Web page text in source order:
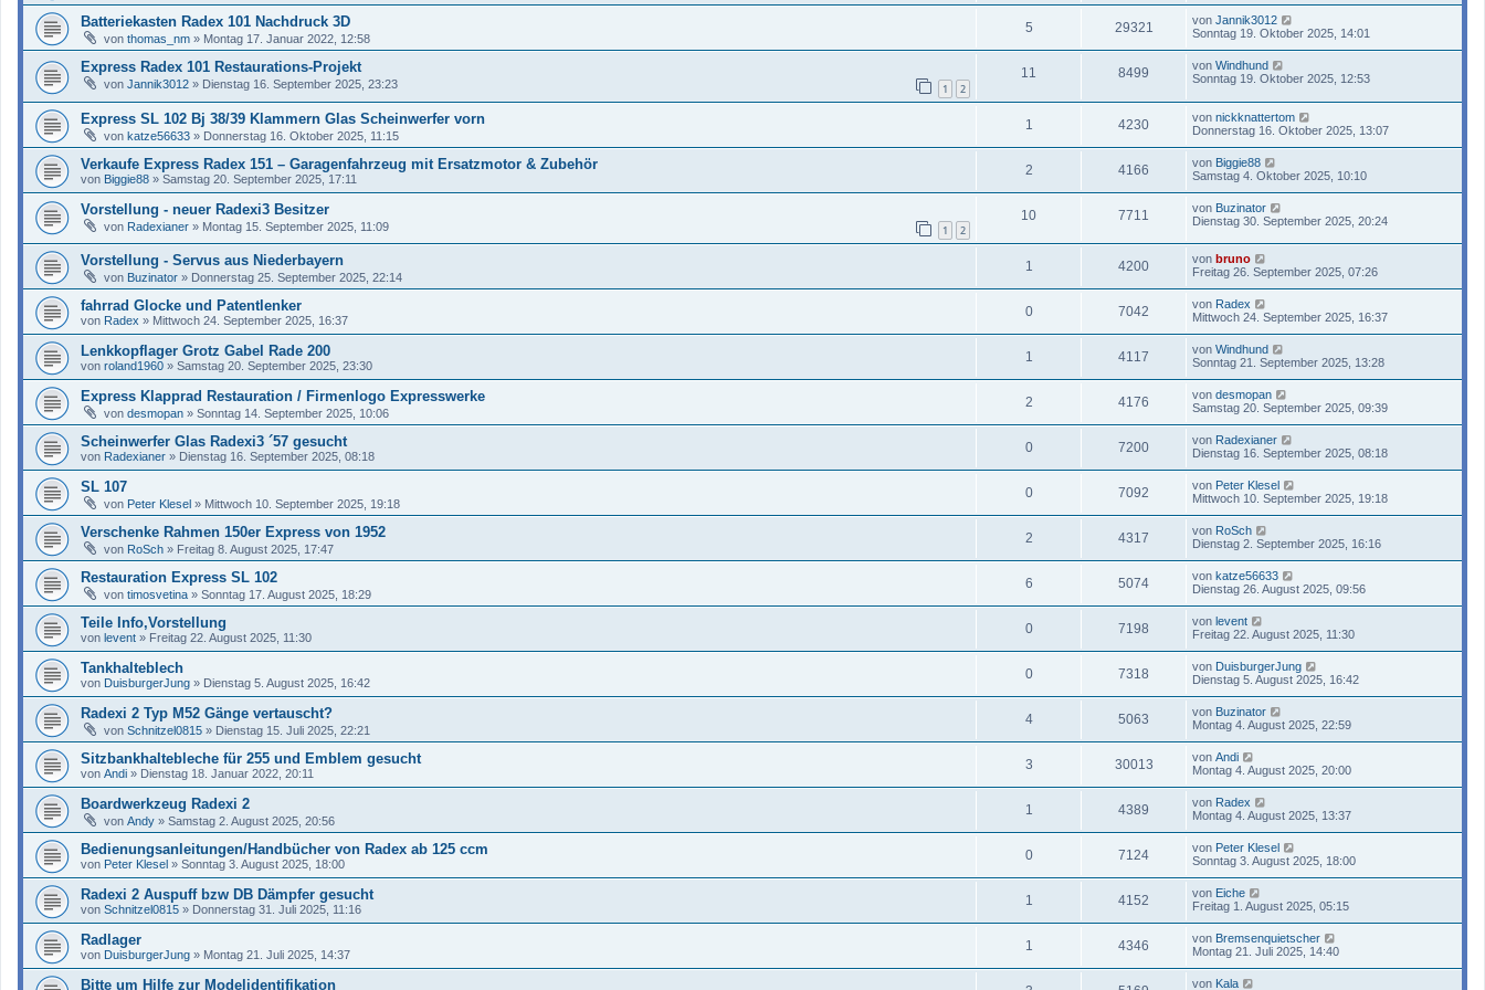
Batteriekasten Radex 101 Nachdruck 3D
von thomas_nm » Montag 17. Januar 2022, 12:58
5 29321 von Jannik3012
Sonntag 19. Oktober 2025, 14:01
Express Radex 101 Restaurations-Projekt
von Jannik3012 » Dienstag 16. September 2025, 23:23 1 2
11 8499 von Windhund
Sonntag 19. Oktober 2025, 12:53
Express SL 102 Bj 38/39 Klammern Glas Scheinwerfer vorn
von katze56633 » Donnerstag 16. Oktober 2025, 11:15
1 4230 von nickknattertom
Donnerstag 16. Oktober 2025, 13:07
Verkaufe Express Radex 151 – Garagenfahrzeug mit Ersatzmotor & Zubehör
von Biggie88 » Samstag 20. September 2025, 17:11
2 4166 von Biggie88
Samstag 4. Oktober 2025, 10:10
Vorstellung - neuer Radexi3 Besitzer
von Radexianer » Montag 15. September 2025, 11:09 1 2
10 7711 von Buzinator
Dienstag 30. September 2025, 20:24
Vorstellung - Servus aus Niederbayern
von Buzinator » Donnerstag 25. September 2025, 22:14
1 4200 von bruno
Freitag 26. September 2025, 07:26
fahrrad Glocke und Patentlenker
von Radex » Mittwoch 24. September 2025, 16:37
0 7042 von Radex
Mittwoch 24. September 2025, 16:37
Lenkkopflager Grotz Gabel Rade 200
von roland1960 » Samstag 20. September 2025, 23:30
1 4117 von Windhund
Sonntag 21. September 2025, 13:28
Express Klapprad Restauration / Firmenlogo Expresswerke
von desmopan » Sonntag 14. September 2025, 10:06
2 4176 von desmopan
Samstag 20. September 2025, 09:39
Scheinwerfer Glas Radexi3 ´57 gesucht
von Radexianer » Dienstag 16. September 2025, 08:18
0 7200 von Radexianer
Dienstag 16. September 2025, 08:18
SL 107
von Peter Klesel » Mittwoch 10. September 2025, 19:18
0 7092 von Peter Klesel
Mittwoch 10. September 2025, 19:18
Verschenke Rahmen 150er Express von 1952
von RoSch » Freitag 8. August 2025, 17:47
2 4317 von RoSch
Dienstag 2. September 2025, 16:16
Restauration Express SL 102
von timosvetina » Sonntag 17. August 2025, 18:29
6 5074 von katze56633
Dienstag 26. August 2025, 09:56
Teile Info,Vorstellung
von levent » Freitag 22. August 2025, 11:30
0 7198 von levent
Freitag 22. August 2025, 11:30
Tankhalteblech
von DuisburgerJung » Dienstag 5. August 2025, 16:42
0 7318 von DuisburgerJung
Dienstag 5. August 2025, 16:42
Radexi 2 Typ M52 Gänge vertauscht?
von Schnitzel0815 » Dienstag 15. Juli 2025, 22:21
4 5063 von Buzinator
Montag 4. August 2025, 22:59
Sitzbankhaltebleche für 255 und Emblem gesucht
von Andi » Dienstag 18. Januar 2022, 20:11
3 30013 von Andi
Montag 4. August 2025, 20:00
Boardwerkzeug Radexi 2
von Andy » Samstag 2. August 2025, 20:56
1 4389 von Radex
Montag 4. August 2025, 13:37
Bedienungsanleitungen/Handbücher von Radex ab 125 ccm
von Peter Klesel » Sonntag 3. August 2025, 18:00
0 7124 von Peter Klesel
Sonntag 3. August 2025, 18:00
Radexi 2 Auspuff bzw DB Dämpfer gesucht
von Schnitzel0815 » Donnerstag 31. Juli 2025, 11:16
1 4152 von Eiche
Freitag 1. August 2025, 05:15
Radlager
von DuisburgerJung » Montag 21. Juli 2025, 14:37
1 4346 von Bremsenquietscher
Montag 21. Juli 2025, 14:40
Bitte um Hilfe zur Modelidentifikation von Kala